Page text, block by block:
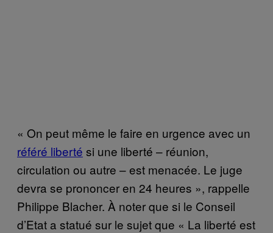
« On peut même le faire en urgence avec un
référé liberté si une liberté – réunion,
circulation ou autre – est menacée. Le juge
devra se prononcer en 24 heures », rappelle
Philippe Blacher. À noter que si le Conseil
d’Etat a statué sur le sujet que « La liberté est